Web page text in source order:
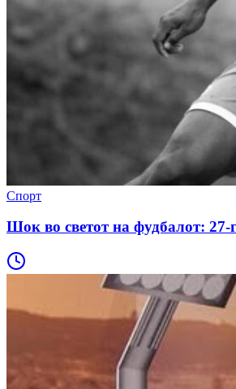
Спорт
Шок во светот на фудбалот: